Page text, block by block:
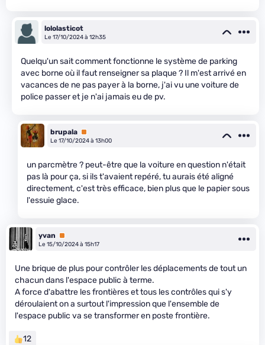
lololasticot
Le 17/10/2024 à 12h35
Quelqu'un sait comment fonctionne le système de parking
avec borne où il faut renseigner sa plaque ? Il m'est arrivé en
vacances de ne pas payer à la borne, j'ai vu une voiture de
police passer et je n'ai jamais eu de pv.
brupala Premium
Le 17/10/2024 à 13h00
un parcmètre ? peut-être que la voiture en question n'était
pas là pour ça, si ils t'avaient repéré, tu aurais été aligné
directement, c'est très efficace, bien plus que le papier sous
l'essuie glace.
yvan
Premium
Le 15/10/2024 à 15h17
Une brique de plus pour contrôler les déplacements de tout un
chacun dans l'espace public à terme.
A force d'abattre les frontières et tous les contrôles qui s'y
déroulaient on a surtout l'impression que l'ensemble de
l'espace public va se transformer en poste frontière.
12